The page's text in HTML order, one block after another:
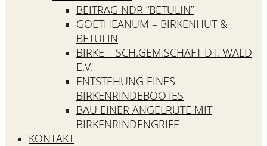
BEITRAG NDR “BETULIN”
GOETHEANUM – BIRKENHUT &
BETULIN
BIRKE – SCH.GEM.SCHAFT DT. WALD
E.V.
ENTSTEHUNG EINES
BIRKENRINDEBOOTES
BAU EINER ANGELRUTE MIT
BIRKENRINDENGRIFF
KONTAKT